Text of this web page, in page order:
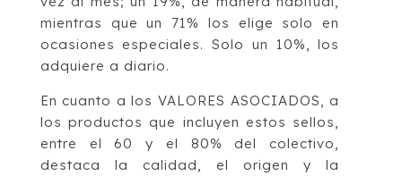
mientras que un 71% los elige solo en
ocasiones especiales. Solo un 10%, los
adquiere a diario.
En cuanto a los VALORES ASOCIADOS, a
los productos que incluyen estos sellos,
entre el 60 y el 80% del colectivo,
destaca la calidad, el origen y la